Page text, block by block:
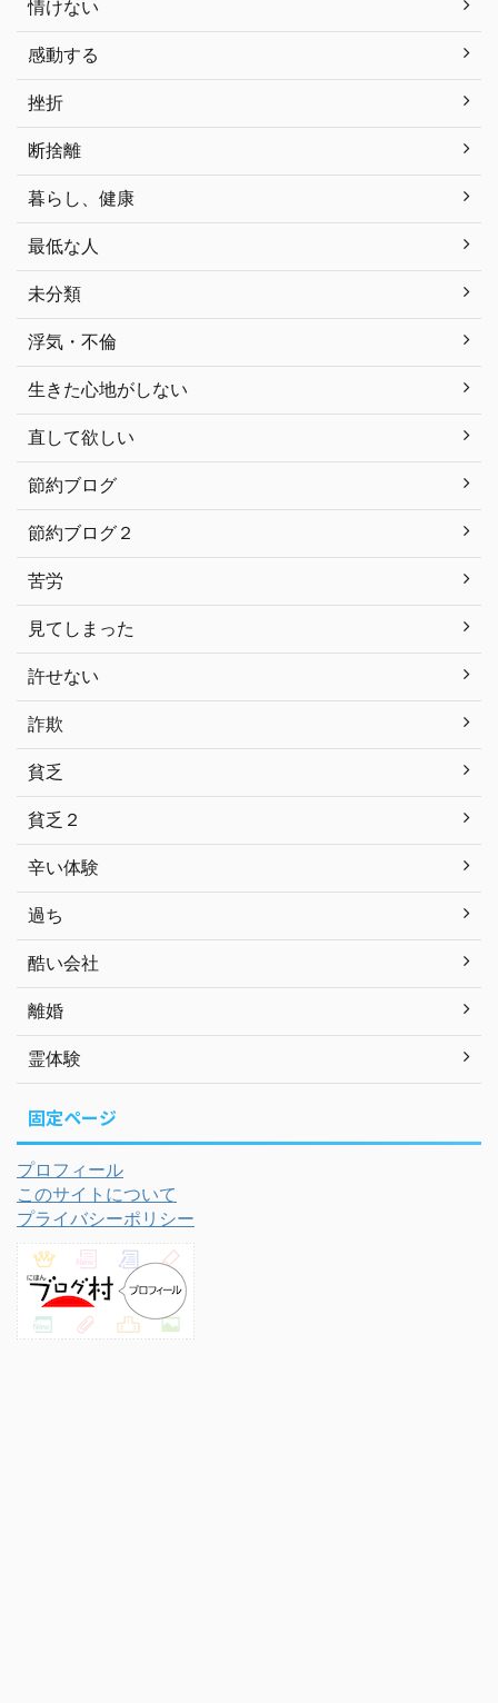
情けない
感動する
挫折
断捨離
暮らし、健康
最低な人
未分類
浮気・不倫
生きた心地がしない
直して欲しい
節約ブログ
節約ブログ２
苦労
見てしまった
許せない
詐欺
貧乏
貧乏２
辛い体験
過ち
酷い会社
離婚
霊体験
固定ページ
プロフィール
このサイトについて
プライバシーポリシー